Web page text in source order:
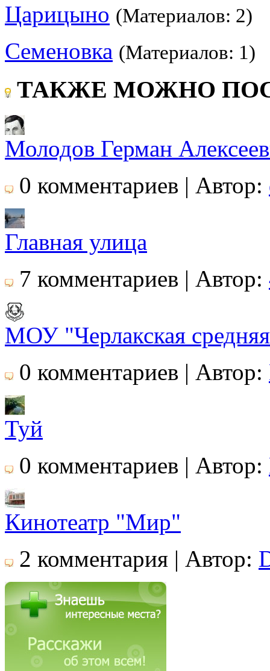
Царицыно (Материалов: 2)
Семеновка (Материалов: 1)
ТАКЖЕ МОЖНО
Молодов Герман
0 комментариев | Автор:
Главная улица
7 комментариев | Автор:
МОУ "Черлакская
0 комментариев | Автор:
Туй
0 комментариев | Автор:
Кинотеатр "Мир"
2 комментария | Автор: